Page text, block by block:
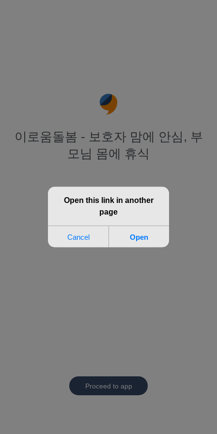
이로움돌봄 - 보호자 맘에 안심, 부
모님 몸에 휴식
Proceed to app